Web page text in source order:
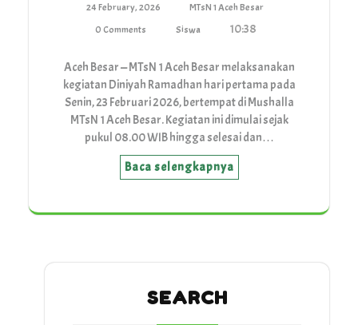
24 February, 2026
MTsN 1 Aceh Besar
0 Comments
Siswa 10:38
Aceh Besar — MTsN 1 Aceh Besar melaksanakan
kegiatan Diniyah Ramadhan hari pertama pada
Senin, 23 Februari 2026, bertempat di Mushalla
MTsN 1 Aceh Besar. Kegiatan ini dimulai sejak
pukul 08.00 WIB hingga selesai dan…
Baca selengkapnya
SEARCH